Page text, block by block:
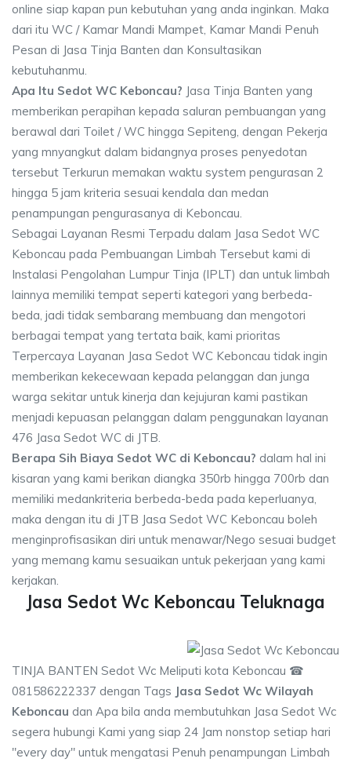
online siap kapan pun kebutuhan yang anda inginkan. Maka
dari itu WC / Kamar Mandi Mampet, Kamar Mandi Penuh
Pesan di Jasa Tinja Banten dan Konsultasikan
kebutuhanmu.
Apa Itu Sedot WC Keboncau? Jasa Tinja Banten yang
memberikan perapihan kepada saluran pembuangan yang
berawal dari Toilet / WC hingga Sepiteng, dengan Pekerja
yang mnyangkut dalam bidangnya proses penyedotan
tersebut Terkurun memakan waktu system pengurasan 2
hingga 5 jam kriteria sesuai kendala dan medan
penampungan pengurasanya di Keboncau.
Sebagai Layanan Resmi Terpadu dalam Jasa Sedot WC
Keboncau pada Pembuangan Limbah Tersebut kami di
Instalasi Pengolahan Lumpur Tinja (IPLT) dan untuk limbah
lainnya memiliki tempat seperti kategori yang berbeda-
beda, jadi tidak sembarang membuang dan mengotori
berbagai tempat yang tertata baik, kami prioritas
Terpercaya Layanan Jasa Sedot WC Keboncau tidak ingin
memberikan kekecewaan kepada pelanggan dan junga
warga sekitar untuk kinerja dan kejujuran kami pastikan
menjadi kepuasan pelanggan dalam penggunakan layanan
476 Jasa Sedot WC di JTB.
Berapa Sih Biaya Sedot WC di Keboncau? dalam hal ini
kisaran yang kami berikan diangka 350rb hingga 700rb dan
memiliki medankriteria berbeda-beda pada keperluanya,
maka dengan itu di JTB Jasa Sedot WC Keboncau boleh
menginprofisasikan diri untuk menawar/Nego sesuai budget
yang memang kamu sesuaikan untuk pekerjaan yang kami
kerjakan.
Jasa Sedot Wc Keboncau Teluknaga
TINJA BANTEN Sedot Wc Meliputi kota Keboncau ☎
081586222337 dengan Tags Jasa Sedot Wc Wilayah
Keboncau dan Apa bila anda membutuhkan Jasa Sedot Wc
segera hubungi Kami yang siap 24 Jam nonstop setiap hari
"every day" untuk mengatasi Penuh penampungan Limbah